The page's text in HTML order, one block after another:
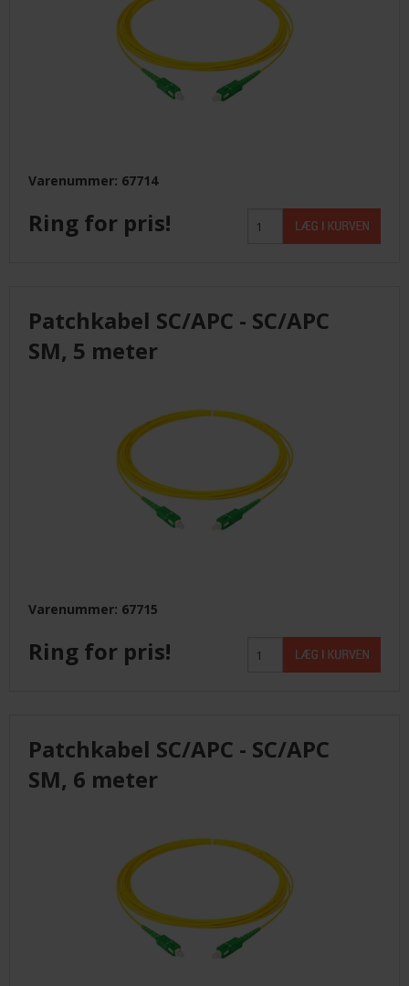
Varenummer: 67714
Ring for pris!
Patchkabel SC/APC - SC/APC
SM, 5 meter
Varenummer: 67715
Ring for pris!
Patchkabel SC/APC - SC/APC
SM, 6 meter